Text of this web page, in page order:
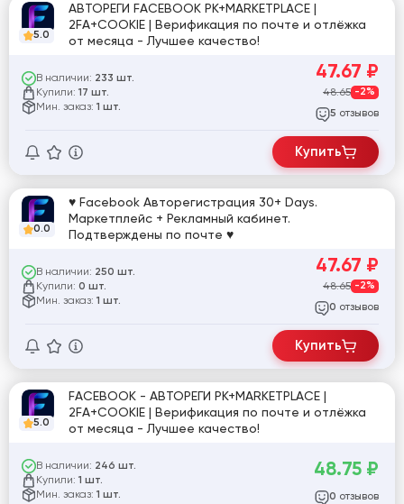
5.0
АВТОРЕГИ FACEBOOK РК+MARKETPLACE |
2FA+COOKIE | Верификация по почте и отлёжка
от месяца - Лучшее качество!
В наличии: 233 шт.
Купили: 17 шт.
Мин. заказ: 1 шт.
47.67 ₽
48.65 -2%
5 отзывов
Купить
0.0
♥ Facebook Авторегистрация 30+ Days.
Маркетплейс + Рекламный кабинет.
Подтверждены по почте ♥
В наличии: 250 шт.
Купили: 0 шт.
Мин. заказ: 1 шт.
47.67 ₽
48.65 -2%
0 отзывов
Купить
5.0
FACEBOOK - АВТОРЕГИ РК+MARKETPLACE |
2FA+COOKIE | Верификация по почте и отлёжка
от месяца - Лучшее качество!
В наличии: 246 шт.
Купили: 1 шт.
Мин. заказ: 1 шт.
48.75 ₽
0 отзывов